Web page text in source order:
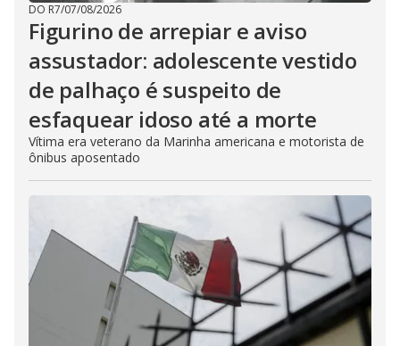
DO R7/07/08/2026
Figurino de arrepiar e aviso
assustador: adolescente vestido
de palhaço é suspeito de
esfaquear idoso até a morte
Vítima era veterano da Marinha americana e motorista de
ônibus aposentado